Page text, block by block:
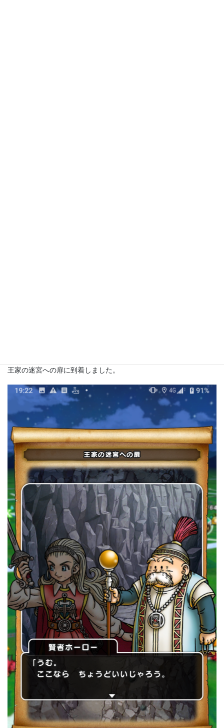
王家の迷宮への扉に到着しました。